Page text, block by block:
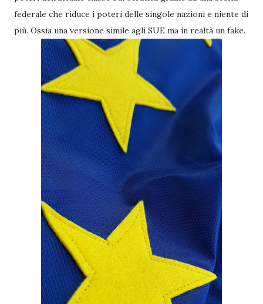
federale che riduce i poteri delle singole nazioni e niente di
più. Ossia una versione simile agli SUE ma in realtà un fake.